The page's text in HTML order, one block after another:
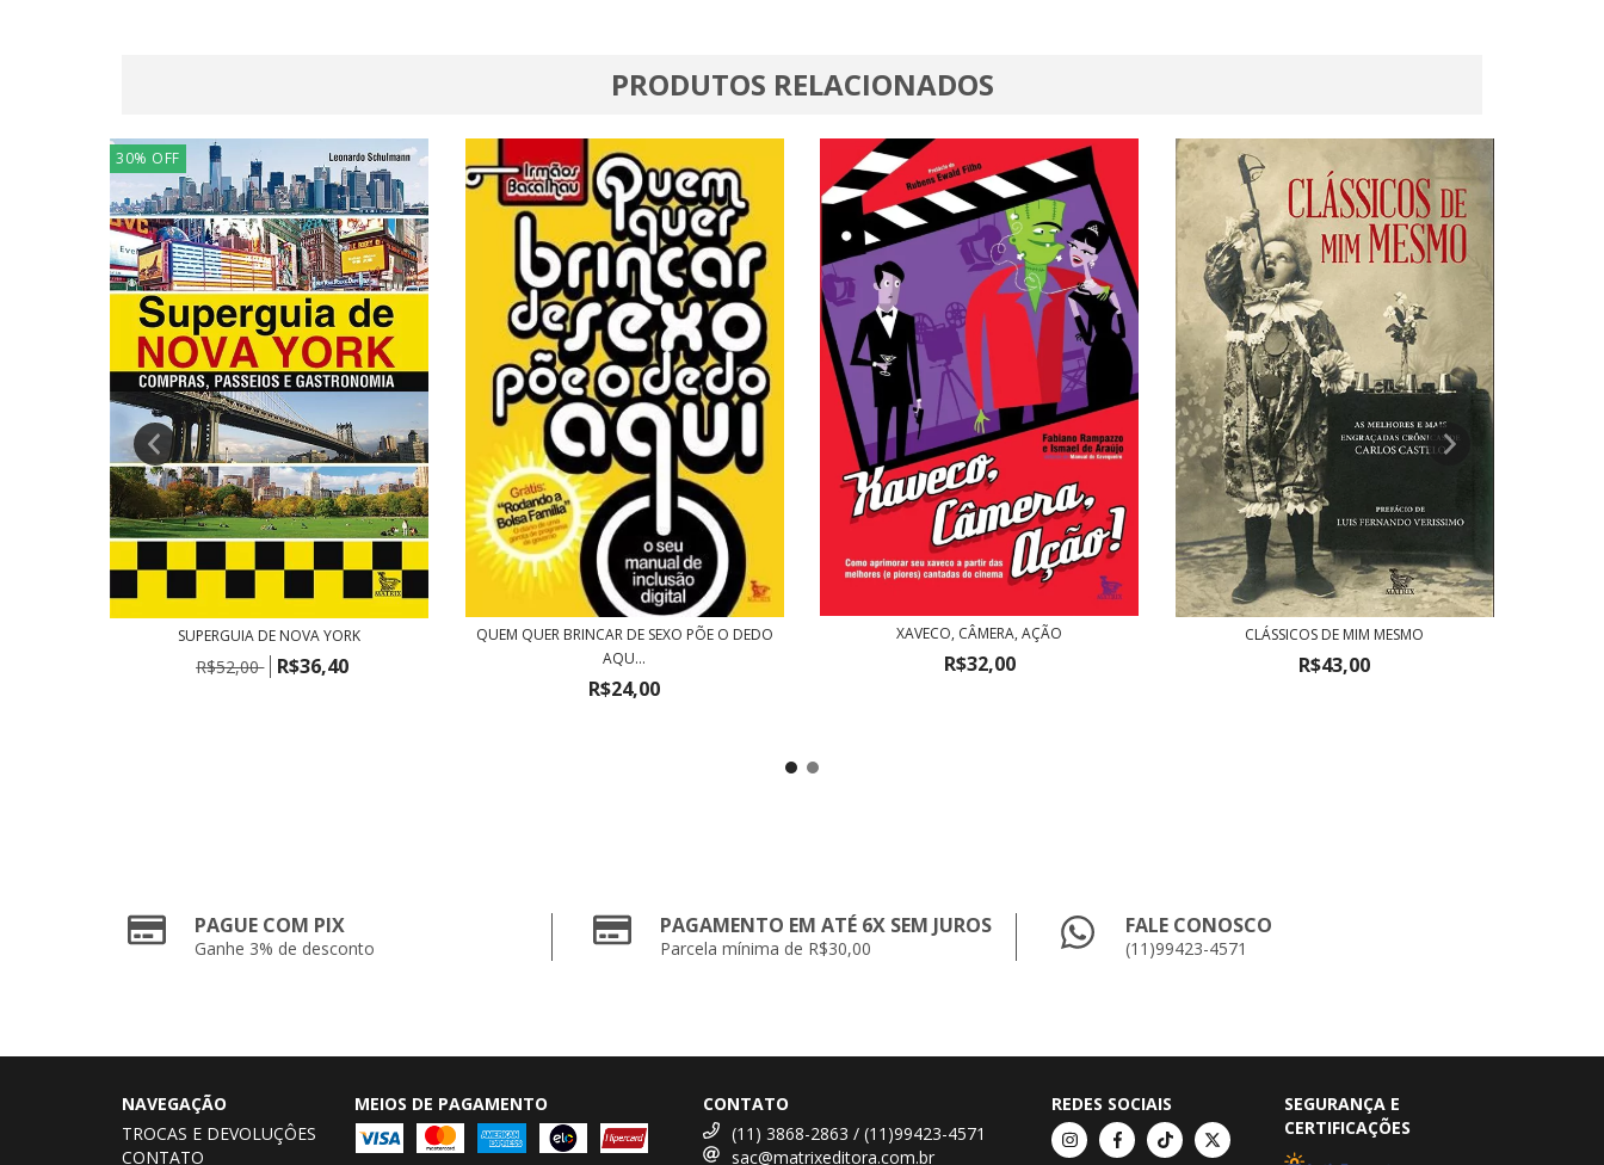
PRODUTOS RELACIONADOS
30% OFF
SUPERGUIA DE NOVA YORK
R$52,00 R$36,40
QUEM QUER BRINCAR DE SEXO PÕE O DEDO
AQU...
R$24,00
XAVECO, CÂMERA, AÇÃO
R$32,00
CLÁSSICOS DE MIM MESMO
R$43,00
PAGUE COM PIX
Ganhe 3% de desconto
PAGAMENTO EM ATÉ 6X SEM JUROS
Parcela mínima de R$30,00
FALE CONOSCO
(11)99423-4571
NAVEGAÇÃO
TROCAS E DEVOLUÇÔES
CONTATO
MEIOS DE PAGAMENTO
CONTATO
(11) 3868-2863 / (11)99423-4571
sac@matrixeditora.com.br
REDES SOCIAIS
SEGURANÇA E
CERTIFICAÇÕES